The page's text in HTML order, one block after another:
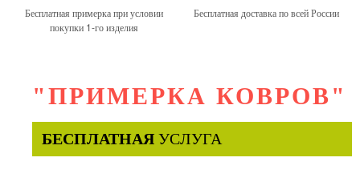
Бесплатная примерка при условии
покупки 1-го изделия
Бесплатная доставка по всей России
"ПРИМЕРКА КОВРОВ"
БЕСПЛАТНАЯ УСЛУГА